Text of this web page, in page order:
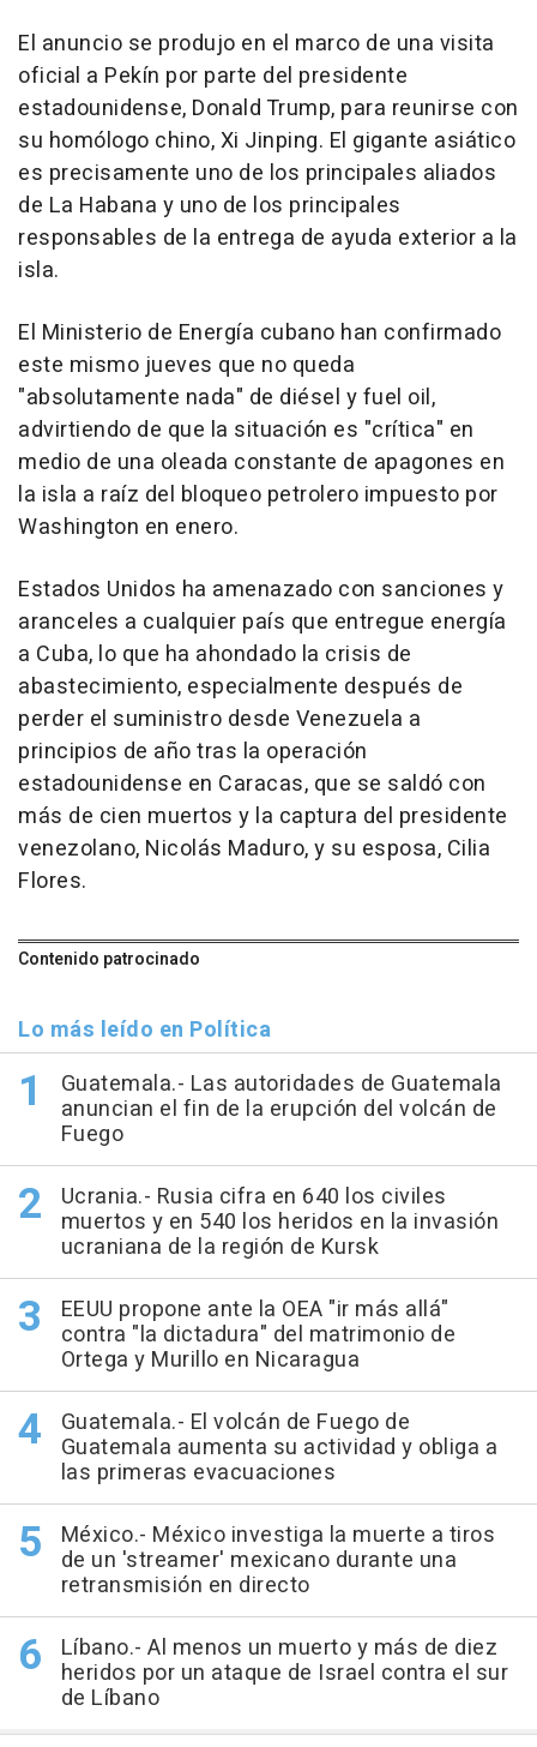
El anuncio se produjo en el marco de una visita
oficial a Pekín por parte del presidente
estadounidense, Donald Trump, para reunirse con
su homólogo chino, Xi Jinping. El gigante asiático
es precisamente uno de los principales aliados
de La Habana y uno de los principales
responsables de la entrega de ayuda exterior a la
isla.
El Ministerio de Energía cubano han confirmado
este mismo jueves que no queda
"absolutamente nada" de diésel y fuel oil,
advirtiendo de que la situación es "crítica" en
medio de una oleada constante de apagones en
la isla a raíz del bloqueo petrolero impuesto por
Washington en enero.
Estados Unidos ha amenazado con sanciones y
aranceles a cualquier país que entregue energía
a Cuba, lo que ha ahondado la crisis de
abastecimiento, especialmente después de
perder el suministro desde Venezuela a
principios de año tras la operación
estadounidense en Caracas, que se saldó con
más de cien muertos y la captura del presidente
venezolano, Nicolás Maduro, y su esposa, Cilia
Flores.
Contenido patrocinado
Lo más leído en Política
Guatemala.- Las autoridades de Guatemala
anuncian el fin de la erupción del volcán de
Fuego
Ucrania.- Rusia cifra en 640 los civiles
muertos y en 540 los heridos en la invasión
ucraniana de la región de Kursk
EEUU propone ante la OEA "ir más allá"
contra "la dictadura" del matrimonio de
Ortega y Murillo en Nicaragua
Guatemala.- El volcán de Fuego de
Guatemala aumenta su actividad y obliga a
las primeras evacuaciones
México.- México investiga la muerte a tiros
de un 'streamer' mexicano durante una
retransmisión en directo
Líbano.- Al menos un muerto y más de diez
heridos por un ataque de Israel contra el sur
de Líbano